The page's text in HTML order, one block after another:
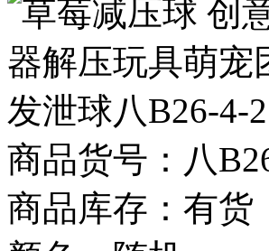
商品货号：八
商品库存：有货